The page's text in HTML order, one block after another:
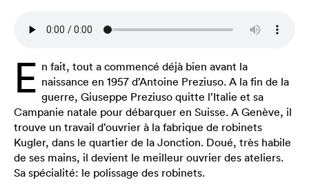
E n fait, tout a commencé déjà bien avant la
naissance en 1957 d’Antoine Preziuso. A la fin de la
guerre, Giuseppe Preziuso quitte l’Italie et sa
Campanie natale pour débarquer en Suisse. A Genève, il
trouve un travail d’ouvrier à la fabrique de robinets
Kugler, dans le quartier de la Jonction. Doué, très habile
de ses mains, il devient le meilleur ouvrier des ateliers.
Sa spécialité: le polissage des robinets.